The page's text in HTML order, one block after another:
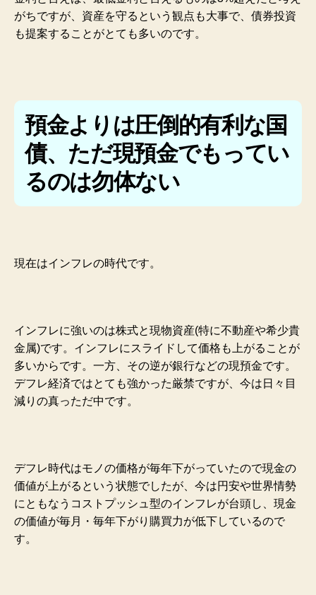
がちですが、資産を守るという観点も大事で、債券投資
も提案することがとても多いのです。
預金よりは圧倒的有利な国
債、ただ現預金でもってい
るのは勿体ない
現在はインフレの時代です。
インフレに強いのは株式と現物資産(特に不動産や希少貴
金属)です。インフレにスライドして価格も上がることが
多いからです。一方、その逆が銀行などの現預金です。
デフレ経済ではとても強かった厳禁ですが、今は日々目
減りの真っただ中です。
デフレ時代はモノの価格が毎年下がっていたので現金の
価値が上がるという状態でしたが、今は円安や世界情勢
にともなうコストプッシュ型のインフレが台頭し、現金
の価値が毎月・毎年下がり購買力が低下しているので
す。